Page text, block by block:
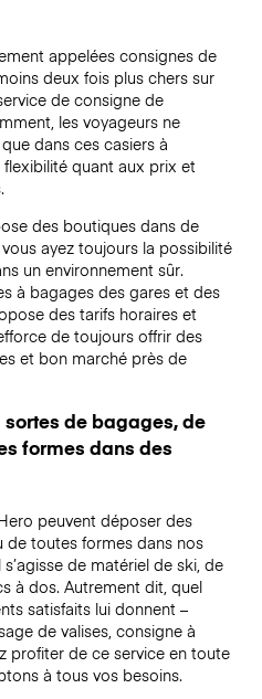
appelées consignes de
deux fois plus chers sur
de consigne de
les voyageurs ne
dans ces casiers à
quant aux prix et
des boutiques dans de
ayez toujours la possibilité
un environnement sûr.
à bagages des gares et des
des tarifs horaires et
de toujours offrir des
et bon marché près de
de bagages, de
formes dans des
peuvent déposer des
de toutes formes dans nos
de matériel de ski, de
à dos. Autrement dit, quel
satisfaits lui donnent –
de valises, consigne à
profiter de ce service en toute
à tous vos besoins.